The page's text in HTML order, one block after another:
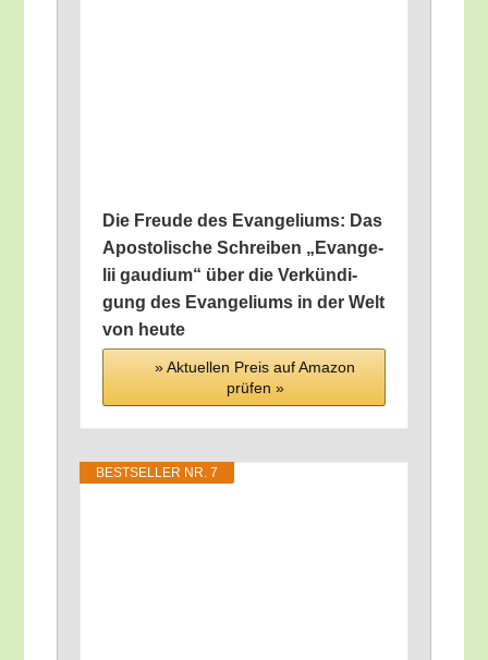
Die Freu­de des Evan­ge­li­ums: Das
Apos­to­li­sche Schrei­ben „Evan­ge­
lii gau­di­um“ über die Ver­kün­di­
gung des Evan­ge­li­ums in der Welt
von heute
» Aktu­el­len Preis auf Ama­zon
prü­fen »
BEST­SEL­LER NR. 7